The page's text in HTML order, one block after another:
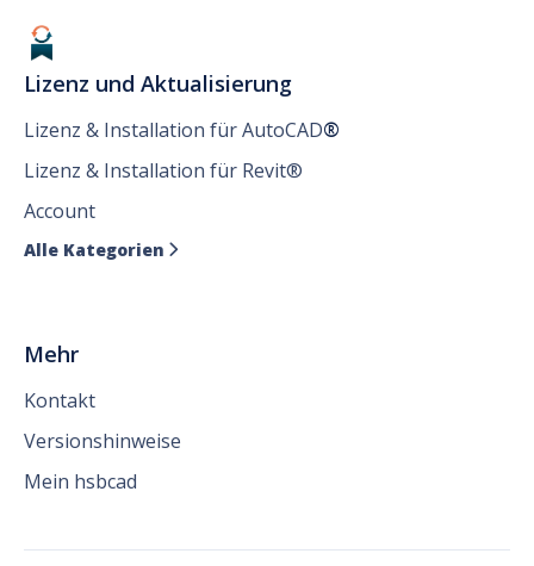
Lizenz und Aktualisierung
Lizenz & Installation für AutoCAD®
Lizenz & Installation für Revit®
Account
Alle Kategorien 
Mehr
Kontakt
Versionshinweise
Mein hsbcad